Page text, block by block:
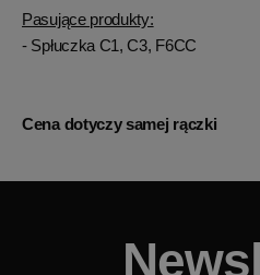
Pasujące produkty:
- Spłuczka C1, C3, F6CC
Cena dotyczy samej rączki